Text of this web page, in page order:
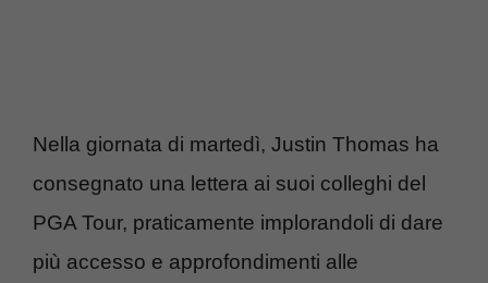
Nella giornata di martedì, Justin Thomas ha
consegnato una lettera ai suoi colleghi del
PGA Tour, praticamente implorandoli di dare
più accesso e approfondimenti alle